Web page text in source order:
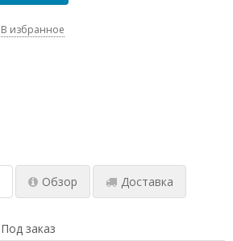
В избранное
Обзор Доставка
Под заказ